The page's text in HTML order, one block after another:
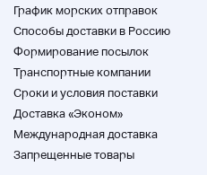
Детали доставки
Способ оплаты
Yahoo! Легкий платеж
График морских отправок
Способы доставки в Россию
Формирование посылок
Транспортные компании
Cроки и условия поставки
Доставка «Эконом»
Международная доставка
Запрещенные товары